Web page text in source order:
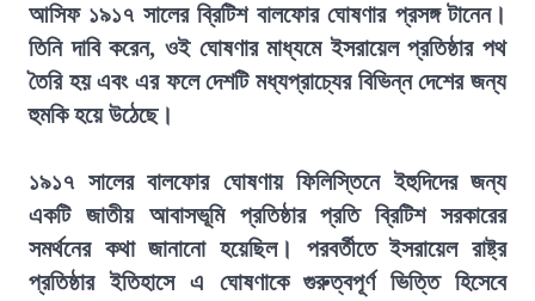
আসিফ ১৯১৭ সালের ব্রিটিশ বালফোর ঘোষণার প্রসঙ্গ টানেন।
তিনি দাবি করেন, ওই ঘোষণার মাধ্যমে ইসরায়েল প্রতিষ্ঠার পথ
তৈরি হয় এবং এর ফলে দেশটি মধ্যপ্রাচ্যের বিভিন্ন দেশের জন্য
হুমকি হয়ে উঠেছে।
১৯১৭ সালের বালফোর ঘোষণায় ফিলিস্তিনে ইহুদিদের জন্য
একটি জাতীয় আবাসভূমি প্রতিষ্ঠার প্রতি ব্রিটিশ সরকারের
সমর্থনের কথা জানানো হয়েছিল। পরবর্তীতে ইসরায়েল রাষ্ট্র
প্রতিষ্ঠার ইতিহাসে এ ঘোষণাকে গুরুত্বপূর্ণ ভিত্তি হিসেবে